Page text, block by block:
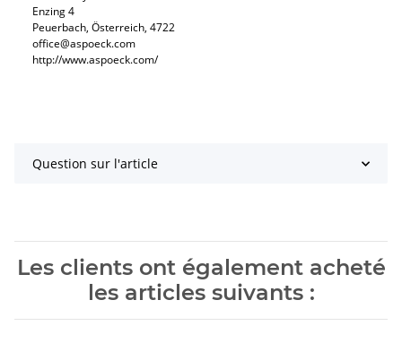
Enzing 4
Peuerbach, Österreich, 4722
office@aspoeck.com
http://www.aspoeck.com/
Question sur l'article
Les clients ont également acheté
les articles suivants :